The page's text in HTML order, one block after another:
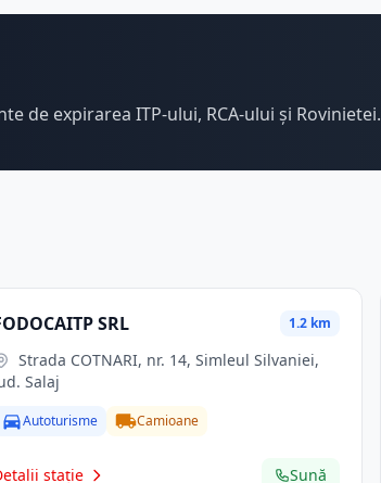
de expirarea ITP-ului, RCA-ului și Rovinietei.
SRL 1.2 km
Salaj
Autoturisme Camioane
stație Sună